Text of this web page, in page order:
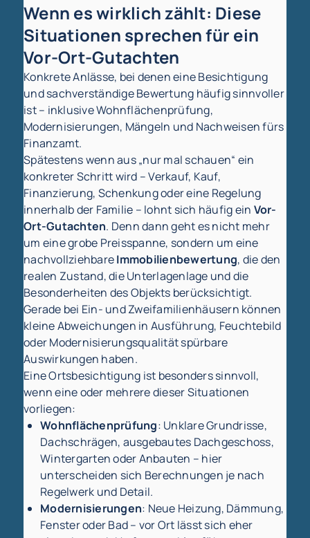
Wenn es wirklich zählt: Diese
Situationen sprechen für ein
Vor-Ort-Gutachten
Konkrete Anlässe, bei denen eine Besichtigung
und sachverständige Bewertung häufig sinnvoller
ist – inklusive Wohnflächenprüfung,
Modernisierungen, Mängeln und Nachweisen fürs
Finanzamt.
Spätestens wenn aus „nur mal schauen“ ein
konkreter Schritt wird – Verkauf, Kauf,
Finanzierung, Schenkung oder eine Regelung
innerhalb der Familie – lohnt sich häufig ein Vor-
Ort-Gutachten. Denn dann geht es nicht mehr
um eine grobe Preisspanne, sondern um eine
nachvollziehbareImmobilienbewertung, die den
realen Zustand, die Unterlagenlage und die
Besonderheiten des Objekts berücksichtigt.
Gerade bei Ein- und Zweifamilienhäusern können
kleine Abweichungen in Ausführung, Feuchtebild
oder Modernisierungsqualität spürbare
Auswirkungen haben.
Eine Ortsbesichtigung ist besonders sinnvoll,
wenn eine oder mehrere dieser Situationen
vorliegen:
Wohnflächenprüfung: Unklare Grundrisse,
Dachschrägen, ausgebautes Dachgeschoss,
Wintergarten oder Anbauten – hier
unterscheiden sich Berechnungen je nach
Regelwerk und Detail.
Modernisierungen: Neue Heizung, Dämmung,
Fenster oder Bad – vor Ort lässt sich eher